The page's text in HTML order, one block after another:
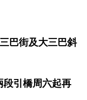
巴街及大三巴斜
引橋周六起再